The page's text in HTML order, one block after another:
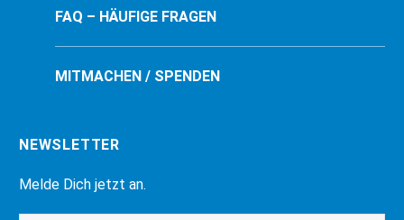
FAQ – HÄUFIGE FRAGEN
MITMACHEN / SPENDEN
NEWSLETTER
Melde Dich jetzt an.